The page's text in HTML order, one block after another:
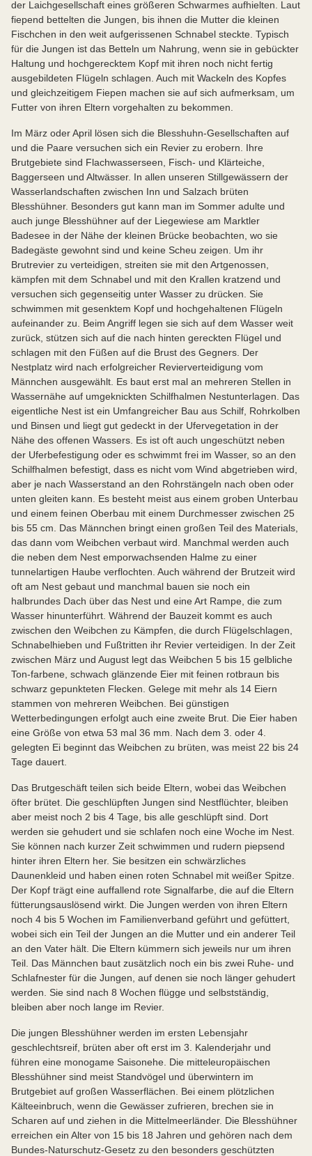
der Laichgesellschaft eines größeren Schwarmes aufhielten. Laut
fiepend bettelten die Jungen, bis ihnen die Mutter die kleinen
Fischchen in den weit aufgerissenen Schnabel steckte. Typisch
für die Jungen ist das Betteln um Nahrung, wenn sie in gebückter
Haltung und hochgerecktem Kopf mit ihren noch nicht fertig
ausgebildeten Flügeln schlagen. Auch mit Wackeln des Kopfes
und gleichzeitigem Fiepen machen sie auf sich aufmerksam, um
Futter von ihren Eltern vorgehalten zu bekommen.
Im März oder April lösen sich die Blesshuhn-Gesellschaften auf
und die Paare versuchen sich ein Revier zu erobern. Ihre
Brutgebiete sind Flachwasserseen, Fisch- und Klärteiche,
Baggerseen und Altwässer. In allen unseren Stillgewässern der
Wasserlandschaften zwischen Inn und Salzach brüten
Blesshühner. Besonders gut kann man im Sommer adulte und
auch junge Blesshühner auf der Liegewiese am Marktler
Badesee in der Nähe der kleinen Brücke beobachten, wo sie
Badegäste gewohnt sind und keine Scheu zeigen. Um ihr
Brutrevier zu verteidigen, streiten sie mit den Artgenossen,
kämpfen mit dem Schnabel und mit den Krallen kratzend und
versuchen sich gegenseitig unter Wasser zu drücken. Sie
schwimmen mit gesenktem Kopf und hochgehaltenen Flügeln
aufeinander zu. Beim Angriff legen sie sich auf dem Wasser weit
zurück, stützen sich auf die nach hinten gereckten Flügel und
schlagen mit den Füßen auf die Brust des Gegners. Der
Nestplatz wird nach erfolgreicher Revierverteidigung vom
Männchen ausgewählt. Es baut erst mal an mehreren Stellen in
Wassernähe auf umgeknickten Schilfhalmen Nestunterlagen. Das
eigentliche Nest ist ein Umfangreicher Bau aus Schilf, Rohrkolben
und Binsen und liegt gut gedeckt in der Ufervegetation in der
Nähe des offenen Wassers. Es ist oft auch ungeschützt neben
der Uferbefestigung oder es schwimmt frei im Wasser, so an den
Schilfhalmen befestigt, dass es nicht vom Wind abgetrieben wird,
aber je nach Wasserstand an den Rohrstängeln nach oben oder
unten gleiten kann. Es besteht meist aus einem groben Unterbau
und einem feinen Oberbau mit einem Durchmesser zwischen 25
bis 55 cm. Das Männchen bringt einen großen Teil des Materials,
das dann vom Weibchen verbaut wird. Manchmal werden auch
die neben dem Nest emporwachsenden Halme zu einer
tunnelartigen Haube verflochten. Auch während der Brutzeit wird
oft am Nest gebaut und manchmal bauen sie noch ein
halbrundes Dach über das Nest und eine Art Rampe, die zum
Wasser hinunterführt. Während der Bauzeit kommt es auch
zwischen den Weibchen zu Kämpfen, die durch Flügelschlagen,
Schnabelhieben und Fußtritten ihr Revier verteidigen. In der Zeit
zwischen März und August legt das Weibchen 5 bis 15 gelbliche
Ton-farbene, schwach glänzende Eier mit feinen rotbraun bis
schwarz gepunkteten Flecken. Gelege mit mehr als 14 Eiern
stammen von mehreren Weibchen. Bei günstigen
Wetterbedingungen erfolgt auch eine zweite Brut. Die Eier haben
eine Größe von etwa 53 mal 36 mm. Nach dem 3. oder 4.
gelegten Ei beginnt das Weibchen zu brüten, was meist 22 bis 24
Tage dauert.
Das Brutgeschäft teilen sich beide Eltern, wobei das Weibchen
öfter brütet. Die geschlüpften Jungen sind Nestflüchter, bleiben
aber meist noch 2 bis 4 Tage, bis alle geschlüpft sind. Dort
werden sie gehudert und sie schlafen noch eine Woche im Nest.
Sie können nach kurzer Zeit schwimmen und rudern piepsend
hinter ihren Eltern her. Sie besitzen ein schwärzliches
Daunenkleid und haben einen roten Schnabel mit weißer Spitze.
Der Kopf trägt eine auffallend rote Signalfarbe, die auf die Eltern
fütterungsauslösend wirkt. Die Jungen werden von ihren Eltern
noch 4 bis 5 Wochen im Familienverband geführt und gefüttert,
wobei sich ein Teil der Jungen an die Mutter und ein anderer Teil
an den Vater hält. Die Eltern kümmern sich jeweils nur um ihren
Teil. Das Männchen baut zusätzlich noch ein bis zwei Ruhe- und
Schlafnester für die Jungen, auf denen sie noch länger gehudert
werden. Sie sind nach 8 Wochen flügge und selbstständig,
bleiben aber noch lange im Revier.
Die jungen Blesshühner werden im ersten Lebensjahr
geschlechtsreif, brüten aber oft erst im 3. Kalenderjahr und
führen eine monogame Saisonehe. Die mitteleuropäischen
Blesshühner sind meist Standvögel und überwintern im
Brutgebiet auf großen Wasserflächen. Bei einem plötzlichen
Kälteeinbruch, wenn die Gewässer zufrieren, brechen sie in
Scharen auf und ziehen in die Mittelmeerländer. Die Blesshühner
erreichen ein Alter von 15 bis 18 Jahren und gehören nach dem
Bundes-Naturschutz-Gesetz zu den besonders geschützten